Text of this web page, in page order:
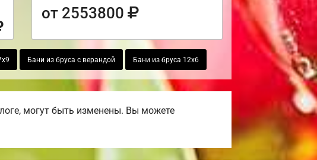
от 2553800
Бани из бруса с верандой Бани из бруса 12х6
могут быть изменены. Вы можете